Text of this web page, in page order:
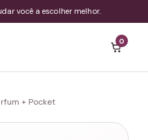
você a escolher melhor.
0
+ Pocket